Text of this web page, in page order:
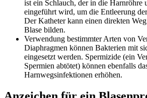
ist ein Schlauch, der in die Harnröhre
eingeführt wird, um die Entleerung
Der Katheter kann einen direkten
Blase bilden.
Verwendung bestimmter Arten von
Diaphragmen können Bakterien mit
eingesetzt werden. Spermizide (ein
Spermien abtötet) können ebenfalls
Harnwegsinfektionen erhöhen.